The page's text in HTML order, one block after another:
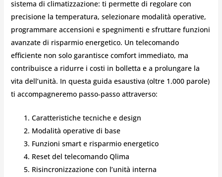
sistema di climatizzazione: ti permette di regolare con
precisione la temperatura, selezionare modalità operative,
programmare accensioni e spegnimenti e sfruttare funzioni
avanzate di risparmio energetico. Un telecomando
efficiente non solo garantisce comfort immediato, ma
contribuisce a ridurre i costi in bolletta e a prolungare la
vita dell’unità. In questa guida esaustiva (oltre 1.000 parole)
ti accompagneremo passo‑passo attraverso:
Caratteristiche tecniche e design
Modalità operative di base
Funzioni smart e risparmio energetico
Reset del telecomando Qlima
Risincronizzazione con l’unità interna